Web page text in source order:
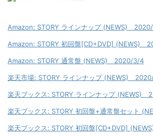
Amazon: STORY ラインナップ (NEWS)
Amazon: STORY 初回盤[CD+DVD] (NEWS)
Amazon: STORY 通常盤 (NEWS) 2020/3/4
楽天市場: STORY ラインナップ (NEWS)
楽天ブックス: STORY ラインナップ (NEWS)
楽天ブックス: STORY 初回盤+通常盤セット
楽天ブックス: STORY 初回盤[CD+DVD]